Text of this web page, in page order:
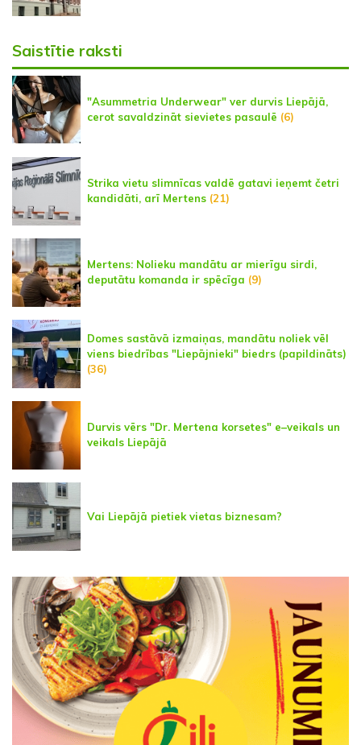
Saistītie raksti
"Asummetria Underwear" ver durvis Liepājā,
cerot savaldzināt sievietes pasaulē (6)
Strika vietu slimnīcas valdē gatavi ieņemt četri
kandidāti, arī Mertens (21)
Mertens: Nolieku mandātu ar mierīgu sirdi,
deputātu komanda ir spēcīga (9)
Domes sastāvā izmaiņas, mandātu noliek vēl
viens biedrības "Liepājnieki" biedrs (papildināts)
(36)
Durvis vērs "Dr. Mertena korsetes" e–veikals un
veikals Liepājā
Vai Liepājā pietiek vietas biznesam?